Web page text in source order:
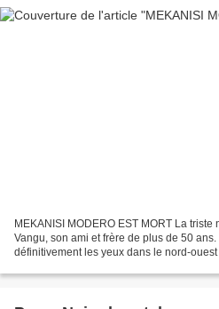
MEKANISI MODERO EST MORT La
Vangu, son ami et frère de plus de 50
définitivement les yeux dans le nord-